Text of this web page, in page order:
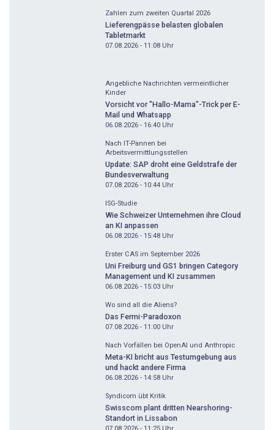
Zahlen zum zweiten Quartal 2026
Lieferengpässe belasten globalen
Tabletmarkt
07.08.2026 - 11:08 Uhr
Angebliche Nachrichten vermeintlicher
Kinder
Vorsicht vor "Hallo-Mama"-Trick per E-
Mail und Whatsapp
06.08.2026 - 16:40 Uhr
Nach IT-Pannen bei
Arbeitsvermittlungsstellen
Update: SAP droht eine Geldstrafe der
Bundesverwaltung
07.08.2026 - 10:44 Uhr
ISG-Studie
Wie Schweizer Unternehmen ihre Cloud
an KI anpassen
06.08.2026 - 15:48 Uhr
Erster CAS im September 2026
Uni Freiburg und GS1 bringen Category
Management und KI zusammen
06.08.2026 - 15:03 Uhr
Wo sind all die Aliens?
Das Fermi-Paradoxon
07.08.2026 - 11:00 Uhr
Nach Vorfällen bei OpenAI und Anthropic
Meta-KI bricht aus Testumgebung aus
und hackt andere Firma
06.08.2026 - 14:58 Uhr
Syndicom übt Kritik
Swisscom plant dritten Nearshoring-
Standort in Lissabon